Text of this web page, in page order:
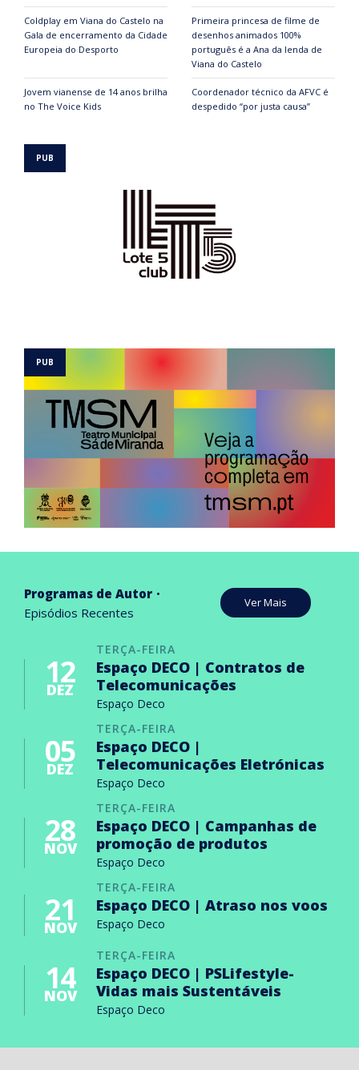
Coldplay em Viana do Castelo na
Gala de encerramento da Cidade
Europeia do Desporto
Primeira princesa de filme de
desenhos animados 100%
português é a Ana da lenda de
Viana do Castelo
Jovem vianense de 14 anos brilha
no The Voice Kids
Coordenador técnico da AFVC é
despedido “por justa causa”
Programas de Autor
Episódios Recentes
Ver Mais
TERÇA-FEIRA
12
DEZ
Espaço DECO | Contratos de
Telecomunicações
Espaço Deco
TERÇA-FEIRA
05
DEZ
Espaço DECO |
Telecomunicações Eletrónicas
Espaço Deco
TERÇA-FEIRA
28
NOV
Espaço DECO | Campanhas de
promoção de produtos
Espaço Deco
TERÇA-FEIRA
21
NOV
Espaço DECO | Atraso nos voos
Espaço Deco
TERÇA-FEIRA
14
NOV
Espaço DECO | PSLifestyle-
Vidas mais Sustentáveis
Espaço Deco